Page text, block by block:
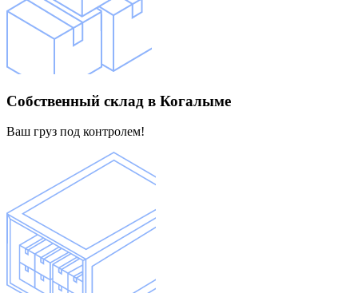
Собственный склад в Когалыме
Ваш груз под контролем!